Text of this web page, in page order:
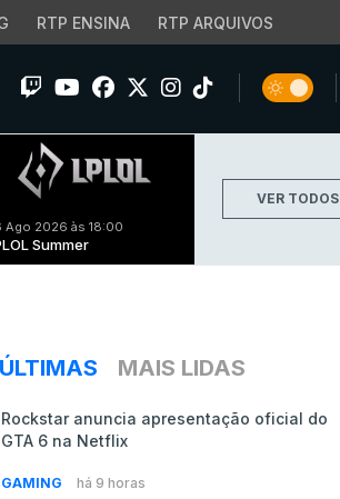
RTP ENSINA RTP ARQUIVOS
Ago 2026 às 18:00
Summer
VER TODOS
ÚLTIMAS MAIS LIDAS
Rockstar anuncia apresentação oficial do
GTA 6 na Netflix
GAMING há 9 horas